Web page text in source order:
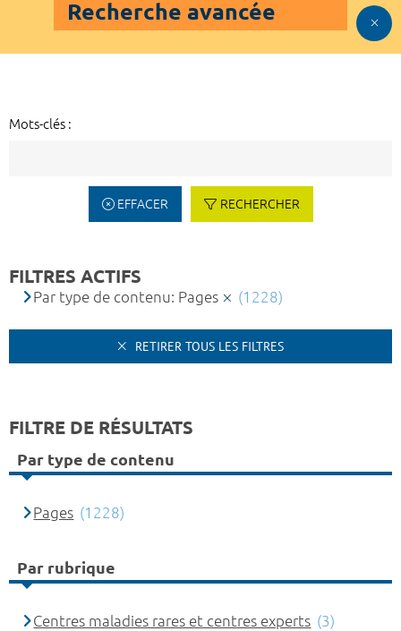
Recherche avancée
Mots-clés :
EFFACER RECHERCHER
FILTRES ACTIFS
Par type de contenu: Pages (1228)
RETIRER TOUS LES FILTRES
FILTRE DE RÉSULTATS
Par type de contenu
Pages (1228)
Par rubrique
Centres maladies rares et centres experts (3)